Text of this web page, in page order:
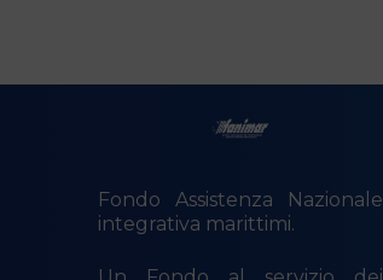
Fondo Assistenza Nazionale
integrativa marittimi.